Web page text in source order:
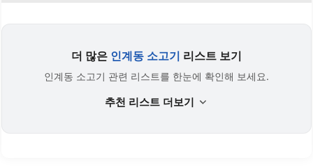
더 많은 인계동 소고기 리스트 보기
인계동 소고기 관련 리스트를 한눈에 확인해 보세요.
추천 리스트 더보기